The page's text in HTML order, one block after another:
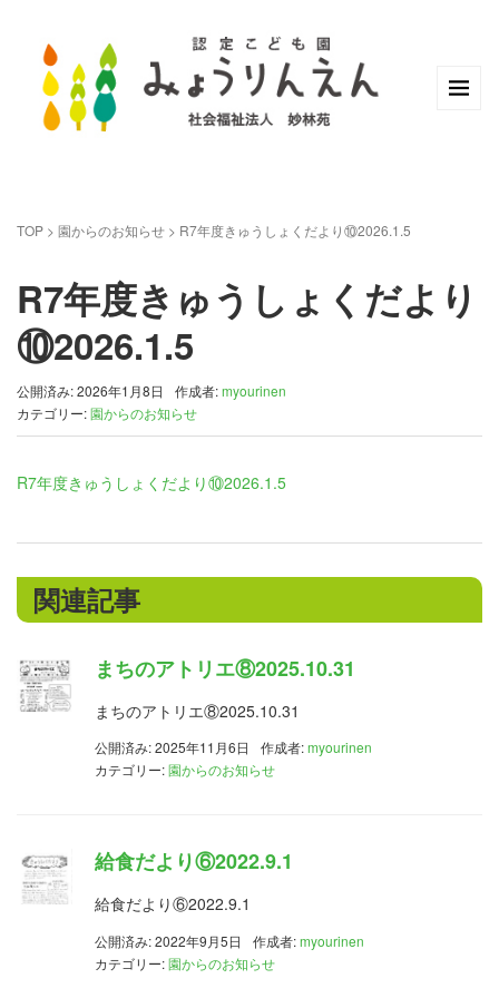
TOP > 園からのお知らせ > R7年度きゅうしょくだより⑩2026.1.5
R7年度きゅうしょくだより
⑩2026.1.5
公開済み: 2026年1月8日 作成者:myourinen
カテゴリー:園からのお知らせ
R7年度きゅうしょくだより⑩2026.1.5
関連記事
まちのアトリエ⑧2025.10.31
まちのアトリエ⑧2025.10.31
公開済み: 2025年11月6日 作成者:myourinen
カテゴリー:園からのお知らせ
給食だより⑥2022.9.1
給食だより⑥2022.9.1
公開済み: 2022年9月5日 作成者:myourinen
カテゴリー:園からのお知らせ